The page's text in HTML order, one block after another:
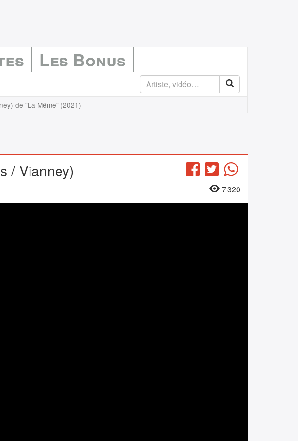
Les Bonus
de "La Même" (2021)
/ Vianney)
Facebook
TwitterWhatsApp
7 320